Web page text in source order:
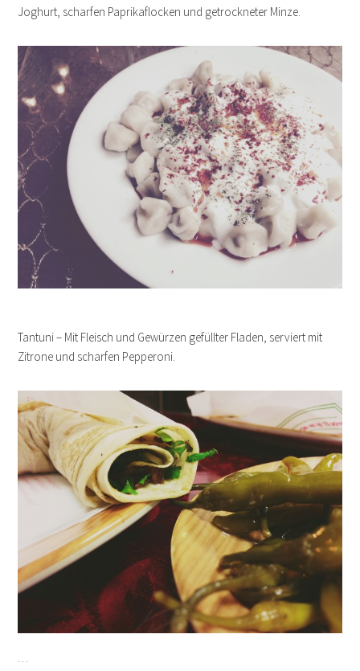
Joghurt, scharfen Paprikaflocken und getrockneter Minze.
Tantuni – Mit Fleisch und Gewürzen gefüllter Fladen, serviert mit
Zitrone und scharfen Pepperoni.
…